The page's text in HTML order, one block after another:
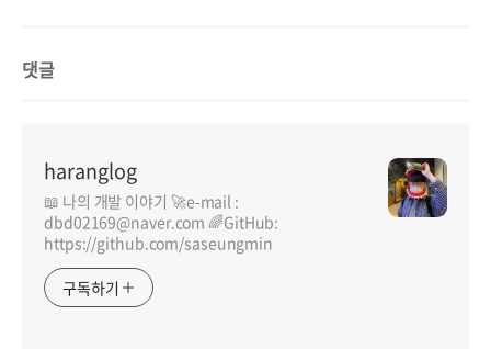
댓글
haranglog
📖 나의 개발 이야기 🚀e-mail :
dbd02169@naver.com 🌈GitHub:
https://github.com/saseungmin
구독하기